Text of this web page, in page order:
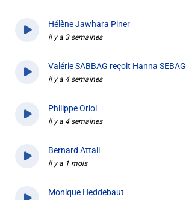
Liens utiles
Shabbat Project
Ville de Nice
CCAS NICE
Département des Alpes Maritimes
Hélène Jawhara Piner
il y a 3 semaines
Valérie SABBAG reçoit Hanna SEBAG
il y a 4 semaines
Philippe Oriol
il y a 4 semaines
Bernard Attali
il y a 1 mois
Monique Heddebaut